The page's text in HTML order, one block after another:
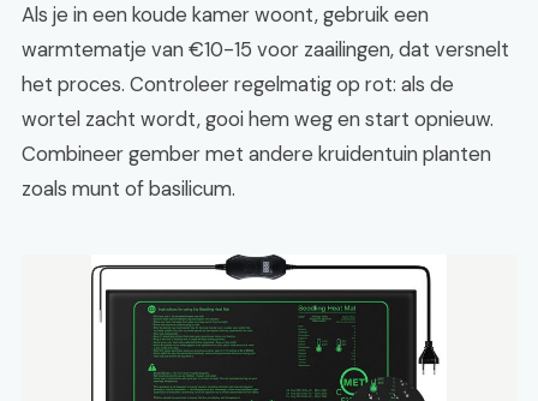
Als je in een koude kamer woont, gebruik een
warmtematje van €10-15 voor zaailingen, dat versnelt
het proces. Controleer regelmatig op rot: als de
wortel zacht wordt, gooi hem weg en start opnieuw.
Combineer gember met andere kruidentuin planten
zoals munt of basilicum.